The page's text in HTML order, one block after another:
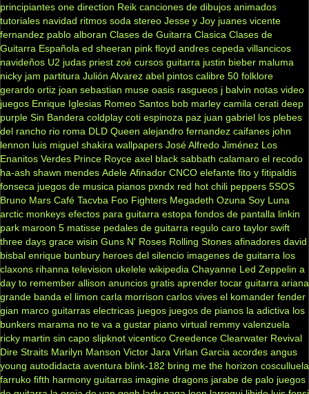
principiantes one direction Reik canciones de dibujos animados
tutoriales navidad ritmos soda stereo Jesse y Joy juanes vicente
fernandez pablo alboran Clases de Guitarra Clasica Clases de
Guitarra Española ed sheeran pink floyd andres cepeda villancicos
navideños U2 judas priest zoé cursos guitarra justin bieber maluma
nicky jam partitura Julión Alvarez abel pintos calibre 50 folklore
gerardo ortiz joan sebastian muse oasis rasgueos j balvin notas video
juegos Enrique Iglesias Romeo Santos bob marley camila cerati deep
purple Sin Bandera coldplay coti espinoza paz juan gabriel los plebes
del rancho rio roma DLD Queen alejandro fernandez caifanes john
lennon luis miguel shakira wallpapers José Alfredo Jiménez Los
Enanitos Verdes Prince Royce axel black sabbath calamaro el recodo
ha-ash shawn mendes Adele Afinador CNCO elefante fito y fitipaldis
fonseca juegos de musica pianos pxndx red hot chili peppers 5SOS
Bruno Mars Café Tacvba Foo Fighters Megadeth Ozuna Soy Luna
arctic monkeys efectos para guitarra estopa fondos de pantalla linkin
park maroon 5 matisse pedales de guitarra regulo caro taylor swift
three days grace wisin Guns N' Roses Rolling Stones afinadores david
bisbal enrique bunbury heroes del silencio imagenes de guitarra los
claxons rihanna television ukelele wikipedia Chayanne Led Zeppelin a
day to remember allison anuncios gratis aprender tocar guitarra ariana
grande banda el limon carla morrison carlos vives el komander fender
gian marco guitarras electricas juegos juegos de pianos la adictiva los
bunkers marama no te va a gustar piano virtual remmy valenzuela
ricky martin sin capo slipknot vicentico Creedence Clearwater Revival
Dire Straits Marilyn Manson Victor Jara Virlan Garcia acordes angus
young autodidacta aventura blink-182 bring me the horizon cosculluela
farruko fifth harmony guitarras imagine dragons jarabe de palo juegos